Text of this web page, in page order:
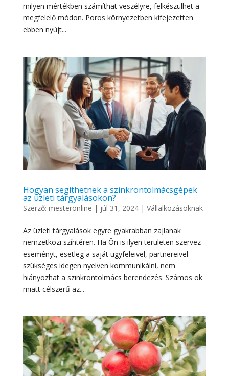
milyen mértékben számíthat veszélyre, felkészülhet a
megfelelő módon. Poros környezetben kifejezetten
ebben nyújt...
Hogyan segíthetnek a szinkrontolmácsgépek
az üzleti tárgyalásokon?
Szerző: mesteronline | júl 31, 2024| Vállalkozásoknak
Az üzleti tárgyalások egyre gyakrabban zajlanak
nemzetközi színtéren. Ha Ön is ilyen területen szervez
eseményt, esetleg a saját ügyfeleivel, partnereivel
szükséges idegen nyelven kommunikálni, nem
hiányozhat a szinkrontolmács berendezés. Számos ok
miatt célszerű az...